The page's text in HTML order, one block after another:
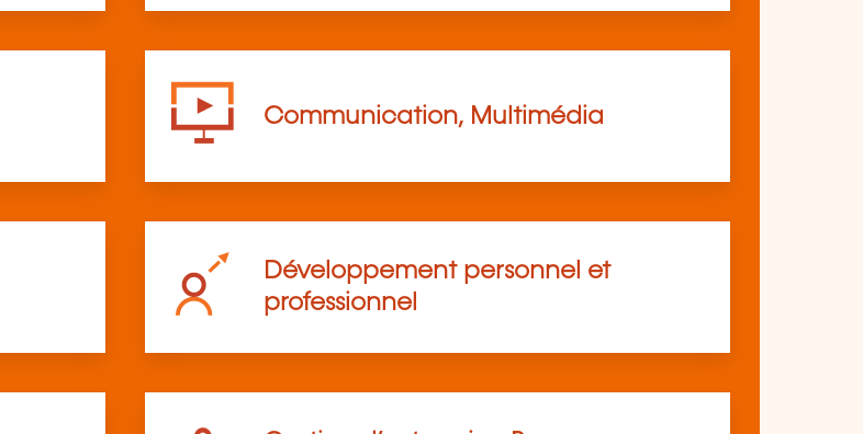
Communication, Multimédia
Développement personnel et
professionnel